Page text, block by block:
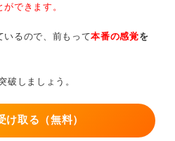
できます。
いるので、前もって本番の感覚を
破しましょう。
け取る（無料）